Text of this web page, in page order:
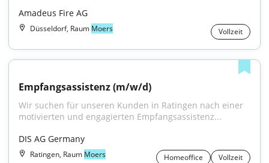
Amadeus Fire AG
Düsseldorf, Raum Moers Vollzeit
Empfangsassistenz (m/w/d)
Wir suchen für unseren Kunden in Ratingen nach einer
motivierten und engagierten Empfangsassistenz...
DIS AG Germany
Ratingen, Raum Moers Homeoffice Vollzeit